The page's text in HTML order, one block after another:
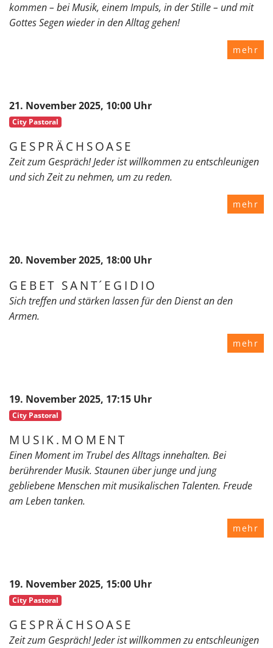
kommen – bei Musik, einem Impuls, in der Stille – und mit
Gottes Segen wieder in den Alltag gehen!
mehr
21. November 2025, 10:00 Uhr
City Pastoral
GESPRÄCHSOASE
Zeit zum Gespräch! Jeder ist willkommen zu entschleunigen
und sich Zeit zu nehmen, um zu reden.
mehr
20. November 2025, 18:00 Uhr
GEBET SANT´EGIDIO
Sich treffen und stärken lassen für den Dienst an den
Armen.
mehr
19. November 2025, 17:15 Uhr
City Pastoral
MUSIK.MOMENT
Einen Moment im Trubel des Alltags innehalten. Bei
berührender Musik. Staunen über junge und jung
gebliebene Menschen mit musikalischen Talenten. Freude
am Leben tanken.
mehr
19. November 2025, 15:00 Uhr
City Pastoral
GESPRÄCHSOASE
Zeit zum Gespräch! Jeder ist willkommen zu entschleunigen